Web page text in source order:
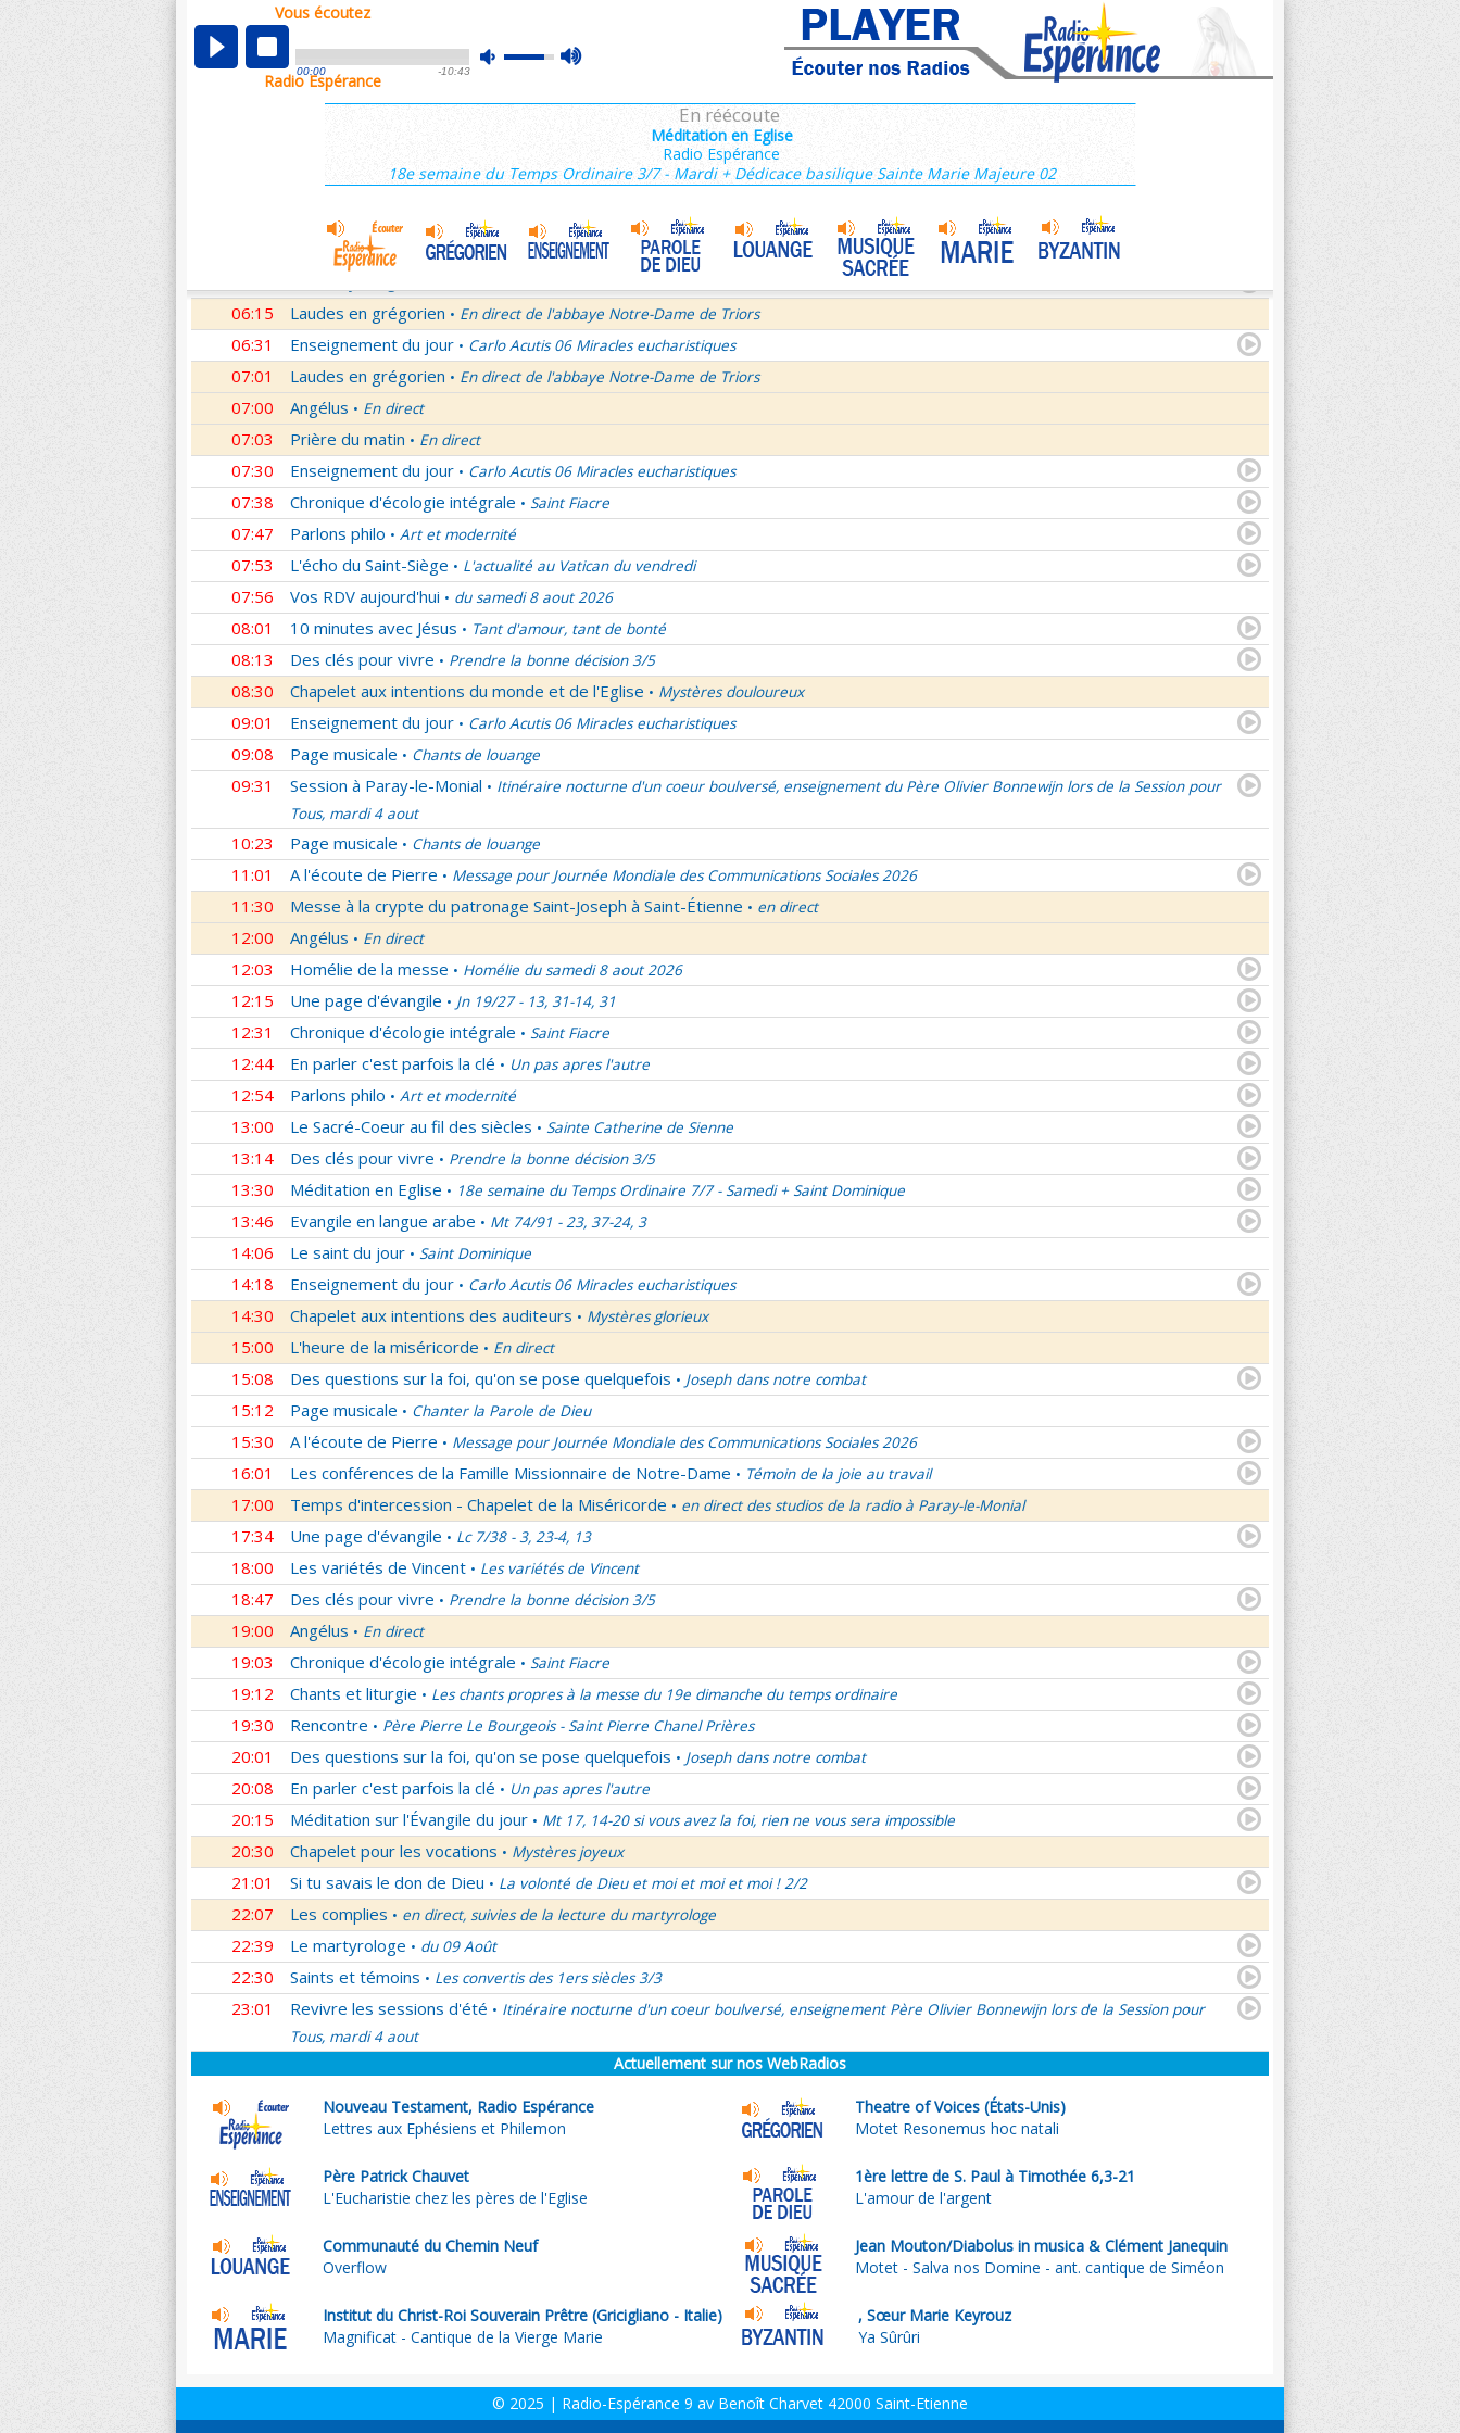
Vous écoutez
mute
max
00:00 -10:43
Radio Espérance
En réécoute
Méditation en Eglise
Radio Espérance
18e semaine du Temps Ordinaire 3/7 - Mardi + Dédicace basilique Sainte Marie Majeure 02
00:02
01:00 Hymne acathiste à la Mère de Dieu • Prière mariale de tradition byzantine
01:48 Méditation en Eglise
Les conférences de la Famille Missionnaire de Notre-Dame • La joie dans 3 textes de l'Église
Lettres aux Ephésiens et Philemon
Si tu savais le don de Dieu • La volonté de Dieu et moi et moi et moi ! 1/2
A l'écoute de Pierre Message pour Journée Mondiale des Communications Sociales 2026
Rencontre • Père Pierre Le Bourgeois - Saint Pierre Chanel Prières
06:15 Laudes en grégorien • En direct de l'abbaye Notre-Dame de Triors
06:31 Enseignement du jour • Carlo Acutis 06 Miracles eucharistiques
07:01 Laudes en grégorien • En direct de l'abbaye Notre-Dame de Triors
07:00 Angélus • En direct
07:03 Prière du matin • En direct
07:30 Enseignement du jour • Carlo Acutis 06 Miracles eucharistiques
07:38 Chronique d'écologie intégrale • Saint Fiacre
07:47 Parlons philo • Art et modernité
07:53 L'écho du Saint-Siège • L'actualité au Vatican du vendredi
07:56 Vos RDV aujourd'hui • du samedi 8 aout 2026
08:01 10 minutes avec Jésus • Tant d'amour, tant de bonté
08:13 Des clés pour vivre • Prendre la bonne décision 3/5
08:30 Chapelet aux intentions du monde et de l'Eglise • Mystères douloureux
09:01 Enseignement du jour • Carlo Acutis 06 Miracles eucharistiques
09:08 Page musicale • Chants de louange
09:31 Session à Paray-le-Monial • Itinéraire nocturne d'un coeur boulversé, enseignement du Père Olivier Bonnewijn lors de la Session pour
Tous, mardi 4 aout
10:23 Page musicale • Chants de louange
11:01 A l'écoute de Pierre • Message pour Journée Mondiale des Communications Sociales 2026
11:30 Messe à la crypte du patronage Saint-Joseph à Saint-Étienne • en direct
12:00 Angélus • En direct
12:03 Homélie de la messe • Homélie du samedi 8 aout 2026
12:15 Une page d'évangile • Jn 19/27 - 13, 31-14, 31
12:31 Chronique d'écologie intégrale • Saint Fiacre
12:44 En parler c'est parfois la clé • Un pas apres l'autre
12:54 Parlons philo • Art et modernité
13:00 Le Sacré-Coeur au fil des siècles • Sainte Catherine de Sienne
13:14 Des clés pour vivre • Prendre la bonne décision 3/5
13:30 Méditation en Eglise • 18e semaine du Temps Ordinaire 7/7 - Samedi + Saint Dominique
13:46 Evangile en langue arabe • Mt 74/91 - 23, 37-24, 3
14:06 Le saint du jour • Saint Dominique
14:18 Enseignement du jour • Carlo Acutis 06 Miracles eucharistiques
14:30 Chapelet aux intentions des auditeurs • Mystères glorieux
15:00 L'heure de la miséricorde • En direct
15:08 Des questions sur la foi, qu'on se pose quelquefois • Joseph dans notre combat
15:12 Page musicale • Chanter la Parole de Dieu
15:30 A l'écoute de Pierre • Message pour Journée Mondiale des Communications Sociales 2026
16:01 Les conférences de la Famille Missionnaire de Notre-Dame • Témoin de la joie au travail
17:00 Temps d'intercession - Chapelet de la Miséricorde • en direct des studios de la radio à Paray-le-Monial
17:34 Une page d'évangile • Lc 7/38 - 3, 23-4, 13
18:00 Les variétés de Vincent • Les variétés de Vincent
18:47 Des clés pour vivre • Prendre la bonne décision 3/5
19:00 Angélus • En direct
19:03 Chronique d'écologie intégrale • Saint Fiacre
19:12 Chants et liturgie • Les chants propres à la messe du 19e dimanche du temps ordinaire
19:30 Rencontre • Père Pierre Le Bourgeois - Saint Pierre Chanel Prières
20:01 Des questions sur la foi, qu'on se pose quelquefois • Joseph dans notre combat
20:08 En parler c'est parfois la clé • Un pas apres l'autre
20:15 Méditation sur l'Évangile du jour • Mt 17, 14-20 si vous avez la foi, rien ne vous sera impossible
20:30 Chapelet pour les vocations • Mystères joyeux
21:01 Si tu savais le don de Dieu • La volonté de Dieu et moi et moi et moi ! 2/2
22:07 Les complies • en direct, suivies de la lecture du martyrologe
22:39 Le martyrologe • du 09 Août
22:30 Saints et témoins • Les convertis des 1ers siècles 3/3
23:01 Revivre les sessions d'été • Itinéraire nocturne d'un coeur boulversé, enseignement Père Olivier Bonnewijn lors de la Session pour
Tous, mardi 4 aout
Actuellement sur nos WebRadios
Nouveau Testament, Radio Espérance
Lettres aux Ephésiens et Philemon
Theatre of Voices (États-Unis)
Motet Resonemus hoc natali
Père Patrick Chauvet
L'Eucharistie chez les pères de l'Eglise
1ère lettre de S. Paul à Timothée 6,3-21
L'amour de l'argent
Communauté du Chemin Neuf
Overflow
Jean Mouton/Diabolus in musica & Clément Janequin
Motet - Salva nos Domine - ant. cantique de Siméon
Institut du Christ-Roi Souverain Prêtre (Gricigliano - Italie)
Magnificat - Cantique de la Vierge Marie
, Sœur Marie Keyrouz
Ya Sûrûri
© 2025 | Radio-Espérance 9 av Benoît Charvet 42000 Saint-Etienne